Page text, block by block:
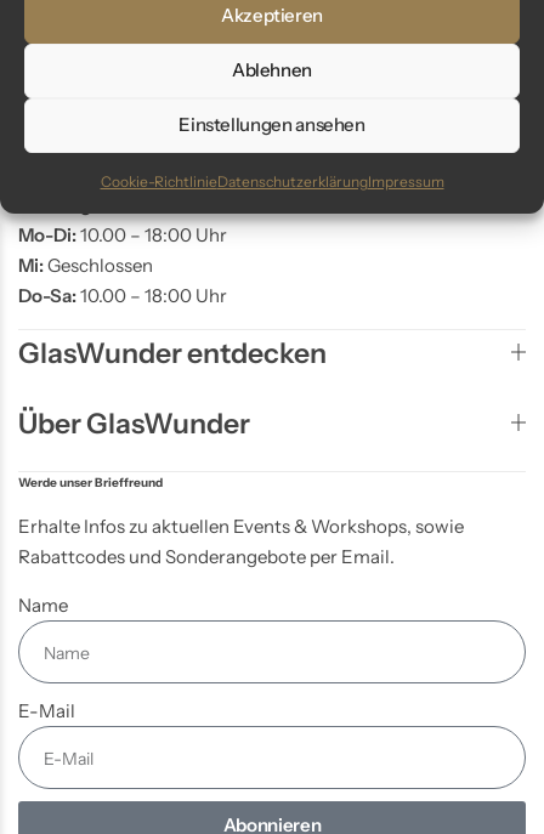
Akzeptieren
Ablehnen
Einstellungen ansehen
Cookie-RichtlinieDatenschutzerklärungImpressum
Store Coburg
Adresse:
96450 Coburg
Mo-Di:10.00 – 18:00 Uhr
Mi:Geschlossen
Do-Sa:10.00 – 18:00 Uhr
GlasWunder entdecken
Über GlasWunder
Werde unser Brieffreund
Erhalte Infos zu aktuellen Events & Workshops, sowie
Rabattcodes und Sonderangebote per Email.
Name
E-Mail
Abonnieren